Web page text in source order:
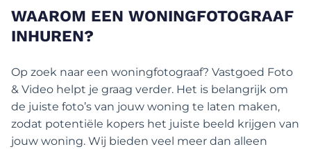
WAAROM EEN WONINGFOTOGRAAF
INHUREN?
Op zoek naar een woningfotograaf? Vastgoed Foto
& Video helpt je graag verder. Het is belangrijk om
de juiste foto’s van jouw woning te laten maken,
zodat potentiële kopers het juiste beeld krijgen van
jouw woning. Wij bieden veel meer dan alleen